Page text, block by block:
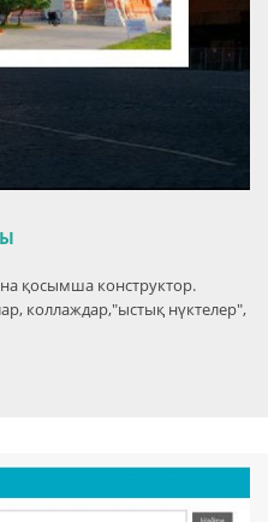
қосымша конструктор.
коллаждар,"ыстық нүктелер",